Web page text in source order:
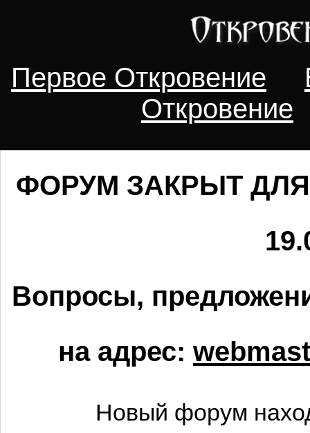
Первое Откровение
Откровение
ФОРУМ ЗАКРЫТ
Вопросы,
на адрес:
Новый форум